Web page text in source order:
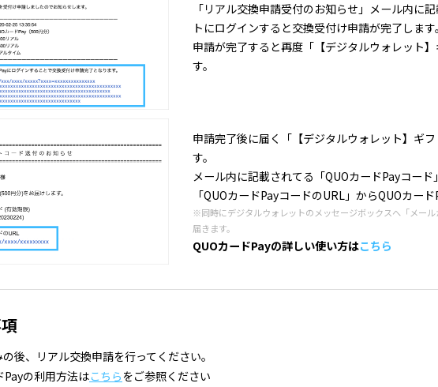
「リアル交換申請受付のお知らせ」メール内に
トにログインすると交換受付け申請が完了します。
申請が完了すると再度「【デジタルウォレット
す。
申請完了後に届く「【デジタルウォレット】ギ
す。
メール内に記載されてる「QUOカードPayコード
「QUOカードPayコードのURL」からQUOカー
※同時にデジタルウォレットのメッセージボックスへ「メー
届きます。
QUOカードPayの詳しい使い方はこちら
後、リアル交換申請を行ってください。
Payの利用方法はこちら をご参照ください